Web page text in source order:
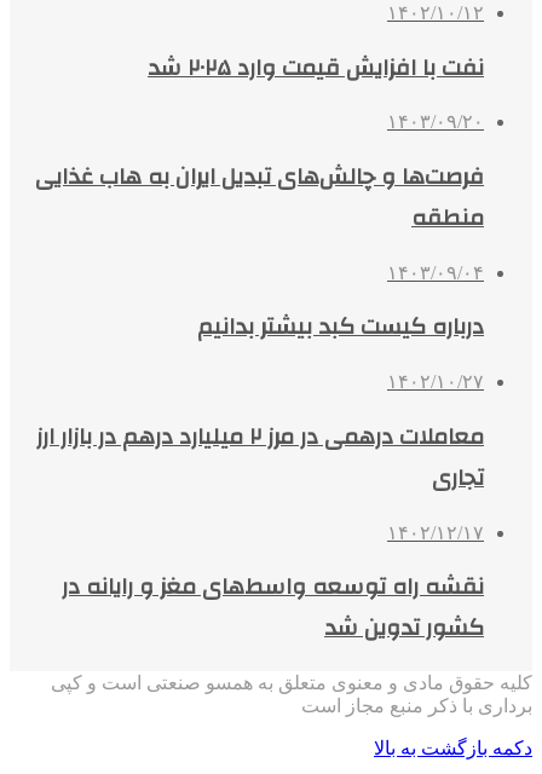
۱۴۰۲/۱۰/۱۲
نفت با افزایش قیمت وارد ۲۰۲۵ شد
۱۴۰۳/۰۹/۲۰
فرصت‌ها و چالش‌های تبدیل ایران به هاب غذایی
منطقه
۱۴۰۳/۰۹/۰۴
درباره کیست کبد بیشتر بدانیم
۱۴۰۲/۱۰/۲۷
معاملات درهمی در مرز ٢ میلیارد درهم در بازار ارز
تجاری
۱۴۰۲/۱۲/۱۷
نقشه راه توسعه واسط‌های مغز و رایانه در
کشور تدوین شد
کلیه حقوق مادی و معنوی متعلق به همسو صنعتی است و کپی
برداری با ذکر منبع مجاز است
دکمه بازگشت به بالا